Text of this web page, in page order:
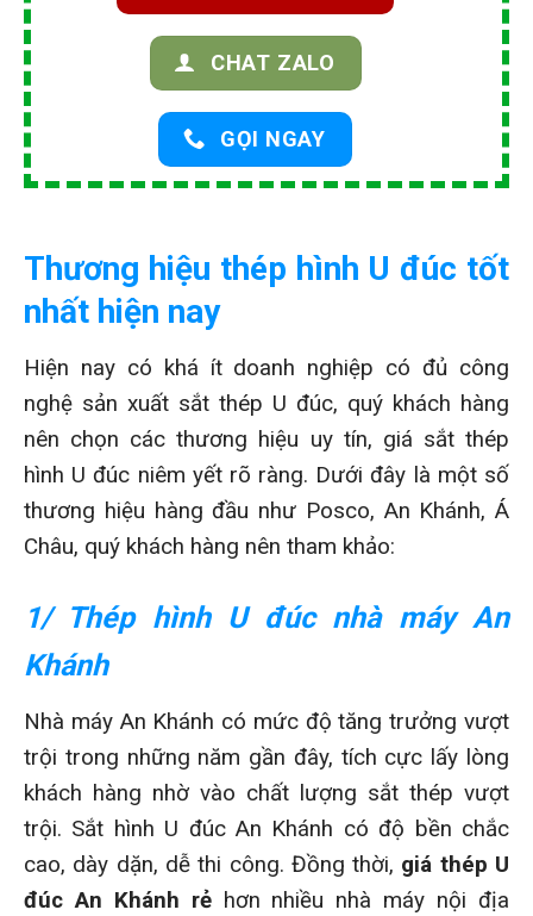
CHAT ZALO
GỌI NGAY
Thương hiệu thép hình U đúc tốt
nhất hiện nay
Hiện nay có khá ít doanh nghiệp có đủ công
nghệ sản xuất sắt thép U đúc, quý khách hàng
nên chọn các thương hiệu uy tín, giá sắt thép
hình U đúc niêm yết rõ ràng. Dưới đây là một số
thương hiệu hàng đầu như Posco, An Khánh, Á
Châu, quý khách hàng nên tham khảo:
1/ Thép hình U đúc nhà máy An
Khánh
Nhà máy An Khánh có mức độ tăng trưởng vượt
trội trong những năm gần đây, tích cực lấy lòng
khách hàng nhờ vào chất lượng sắt thép vượt
trội. Sắt hình U đúc An Khánh có độ bền chắc
cao, dày dặn, dễ thi công. Đồng thời, giá thép U
đúc An Khánh rẻhơn nhiều nhà máy nội địa